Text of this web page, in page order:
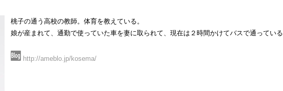
桃子の通う高校の教師。体育を教えている。
娘が産まれて、通勤で使っていた車を妻に取られて、現在は２時間かけてバスで通っている
http://ameblo.jp/kosema/